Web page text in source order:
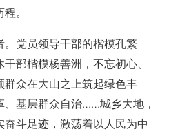
。
党员领导干部的楷模孔繁
部楷模杨善洲，不忘初心、
众在大山之上筑起绿色丰
基层群众自治……城乡大地，
斗足迹，激荡着以人民为中